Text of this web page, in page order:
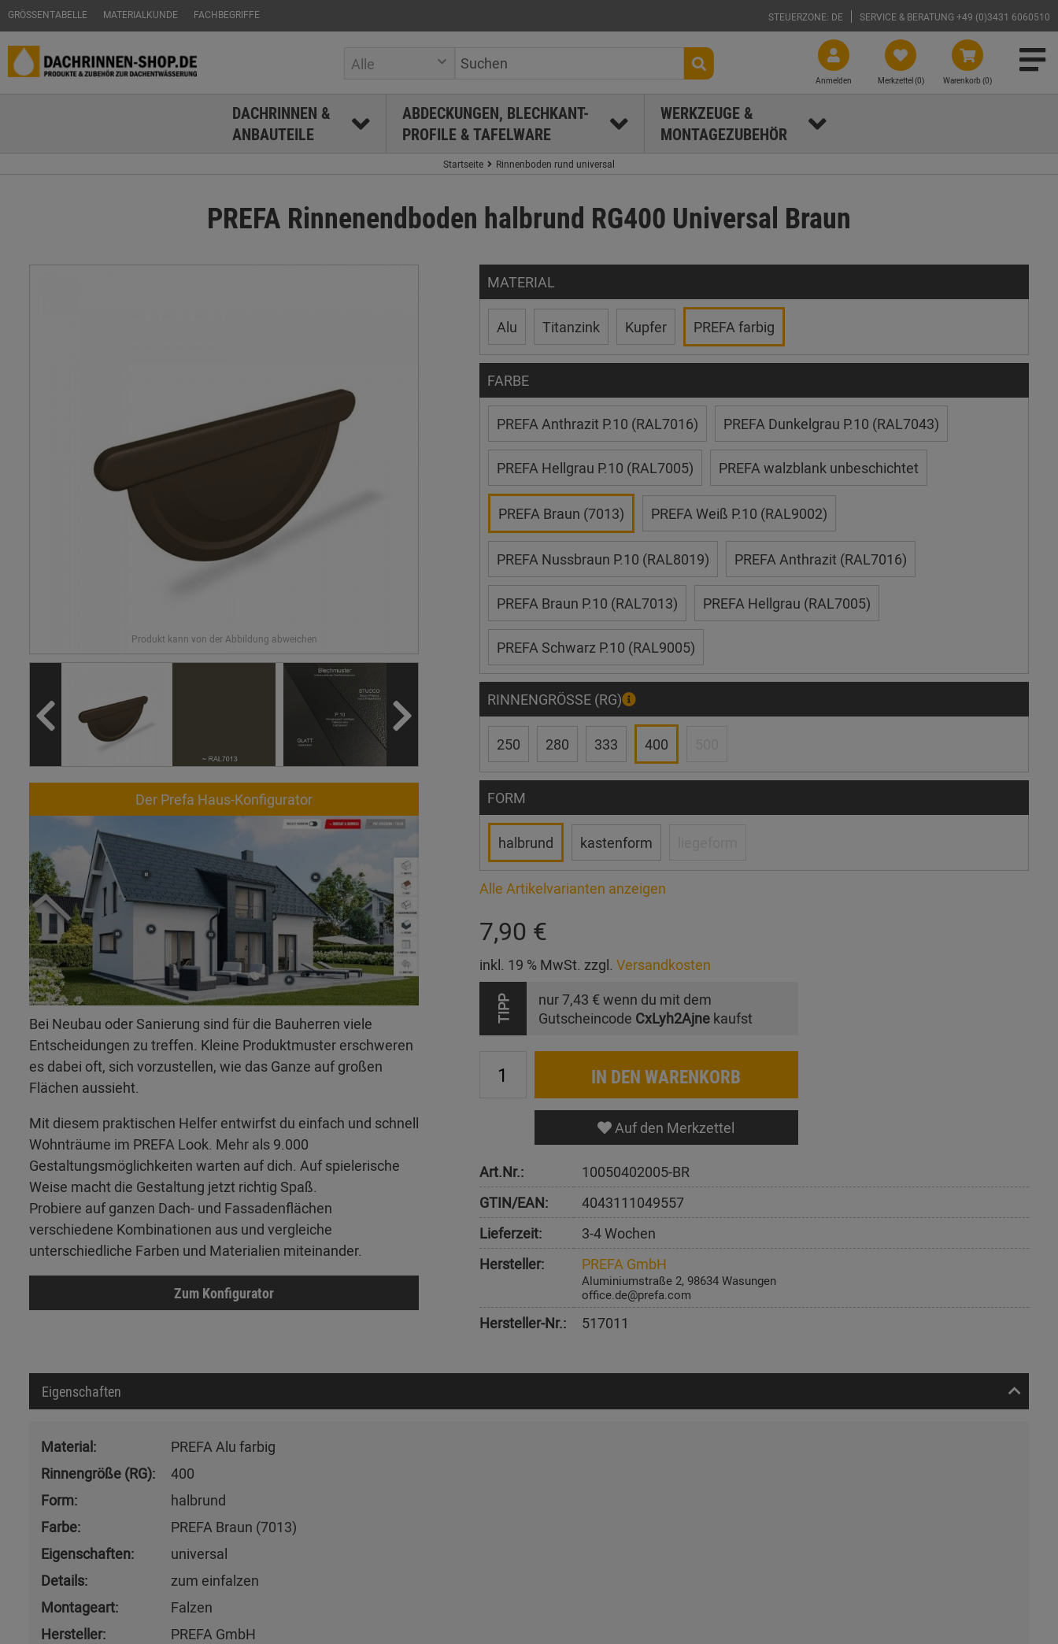
GRÖSSENTABELLE MATERIALKUNDE FACHBEGRIFFE STEUERZONE: DE SERVICE & BERATUNG +49 (0)3431 6060510
Warenkorb (0)
Merkzettel (0)
Anmelden
Alle
DACHRINNEN &
ANBAUTEILE
ABDECKUNGEN, BLECHKANT-
PROFILE & TAFELWARE
WERKZEUGE &
MONTAGEZUBEHÖR
Startseite Rinnenboden rund universal
PREFA Rinnenendboden halbrund RG400 Universal Braun
Der Prefa Haus-Konfigurator
Bei Neubau oder Sanierung sind für die Bauherren viele
Entscheidungen zu treffen. Kleine Produktmuster erschweren
es dabei oft, sich vorzustellen, wie das Ganze auf großen
Flächen aussieht.
Mit diesem praktischen Helfer entwirfst du einfach und schnell
Wohnträume im PREFA Look. Mehr als 9.000
Gestaltungsmöglichkeiten warten auf dich. Auf spielerische
Weise macht die Gestaltung jetzt richtig Spaß.
Probiere auf ganzen Dach- und Fassadenflächen
verschiedene Kombinationen aus und vergleiche
unterschiedliche Farben und Materialien miteinander.
Zum Konfigurator
MATERIAL
Alu Titanzink Kupfer PREFA farbig
FARBE
PREFA Anthrazit P.10 (RAL7016) PREFA Dunkelgrau P.10 (RAL7043)
PREFA Hellgrau P.10 (RAL7005) PREFA walzblank unbeschichtet
PREFA Braun (7013) PREFA Weiß P.10 (RAL9002)
PREFA Nussbraun P.10 (RAL8019) PREFA Anthrazit (RAL7016)
PREFA Braun P.10 (RAL7013) PREFA Hellgrau (RAL7005)
PREFA Schwarz P.10 (RAL9005)
RINNENGRÖSSE (RG)
250 280 333 400
FORM
halbrund kastenform
Alle Artikelvarianten anzeigen
7,90 €
inkl. 19 % MwSt. zzgl. Versandkosten
TIPP nur7,43 € wenn du mit dem
Gutscheincode CxLyh2Ajnekaufst
IN DEN WARENKORB
Auf den Merkzettel
Art.Nr.:
10050402005-BR
GTIN/EAN:
4043111049557
Lieferzeit:
3-4 Wochen
Hersteller:
PREFA GmbH
Aluminiumstraße 2, 98634 Wasungen
office.de@prefa.com
Hersteller-Nr.: 517011
Eigenschaften
Material:
PREFA Alu farbig
Rinnengröße (RG):
400
Form:
halbrund
Farbe:
PREFA Braun (7013)
Eigenschaften:
universal
Details:
zum einfalzen
Montageart:
Falzen
Hersteller:
PREFA GmbH